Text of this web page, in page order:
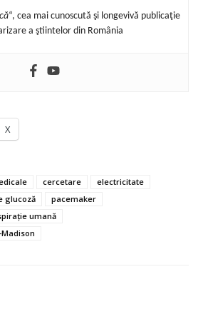
“, cea mai cunoscută şi longevivă publicaţie
a ştiintelor din România
X
cercetare
electricitate
glucoză
pacemaker
umană